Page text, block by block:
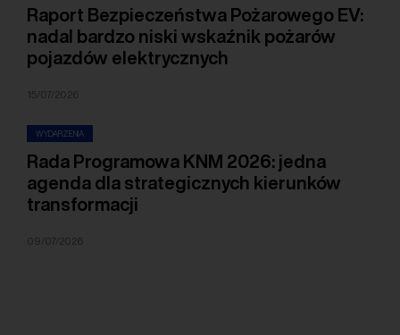
Raport Bezpieczeństwa Pożarowego EV:
nadal bardzo niski wskaźnik pożarów
pojazdów elektrycznych
15/07/2026
WYDARZENIA
Rada Programowa KNM 2026: jedna
agenda dla strategicznych kierunków
transformacji
09/07/2026